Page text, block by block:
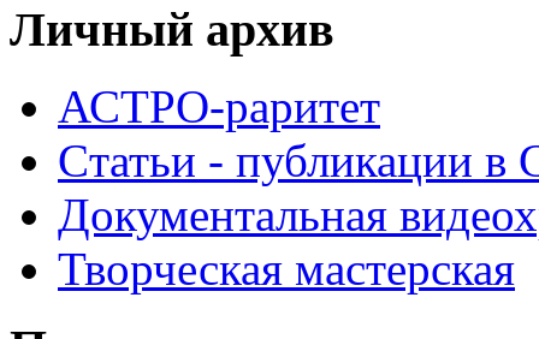
Личный архив
АСТРО-раритет
Cтатьи - публикации
Документальная
Творческая мастерская